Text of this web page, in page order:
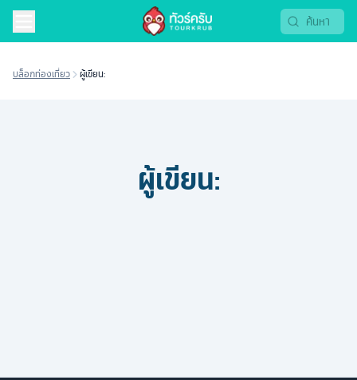
บล็อกท่องเที่ยว ผู้เขียน:
ผู้เขียน: